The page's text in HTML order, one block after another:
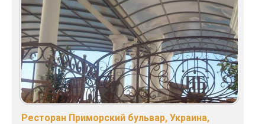
Ресторан Приморский бульвар, Украина,